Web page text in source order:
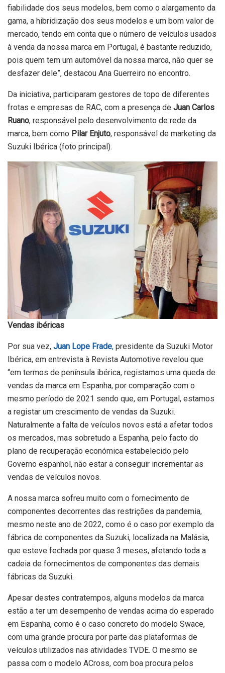
fiabilidade dos seus modelos, bem como o alargamento da
gama, a hibridização dos seus modelos e um bom valor de
mercado, tendo em conta que o número de veículos usados
à venda da nossa marca em Portugal, é bastante reduzido,
pois quem tem um automóvel da nossa marca, não quer se
desfazer dele”, destacou Ana Guerreiro no encontro.
Da iniciativa, participaram gestores de topo de diferentes
frotas e empresas de RAC, com a presença de Juan Carlos
Ruano, responsável pelo desenvolvimento de rede da
marca, bem como Pilar Enjuto, responsável de marketing da
Suzuki Ibérica (foto principal).
Vendas ibéricas
Por sua vez, Juan Lope Frade, presidente da Suzuki Motor
Ibérica, em entrevista à Revista Automotive revelou que
“em termos de península ibérica, registamos uma queda de
vendas da marca em Espanha, por comparação com o
mesmo período de 2021 sendo que, em Portugal, estamos
a registar um crescimento de vendas da Suzuki.
Naturalmente a falta de veículos novos está a afetar todos
os mercados, mas sobretudo a Espanha, pelo facto do
plano de recuperação económica estabelecido pelo
Governo espanhol, não estar a conseguir incrementar as
vendas de veículos novos.
A nossa marca sofreu muito com o fornecimento de
componentes decorrentes das restrições da pandemia,
mesmo neste ano de 2022, como é o caso por exemplo da
fábrica de componentes da Suzuki, localizada na Malásia,
que esteve fechada por quase 3 meses, afetando toda a
cadeia de fornecimentos de componentes das demais
fábricas da Suzuki.
Apesar destes contratempos, alguns modelos da marca
estão a ter um desempenho de vendas acima do esperado
em Espanha, como é o caso concreto do modelo Swace,
com uma grande procura por parte das plataformas de
veículos utilizados nas atividades TVDE. O mesmo se
passa com o modelo ACross, com boa procura pelos